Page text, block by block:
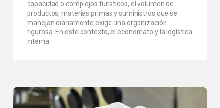
capacidad o complejos turísticos, el volumen de
productos, materias primas y suministros que se
manejan diariamente exige una organización
rigurosa. En este contexto, el economato y la logística
interna